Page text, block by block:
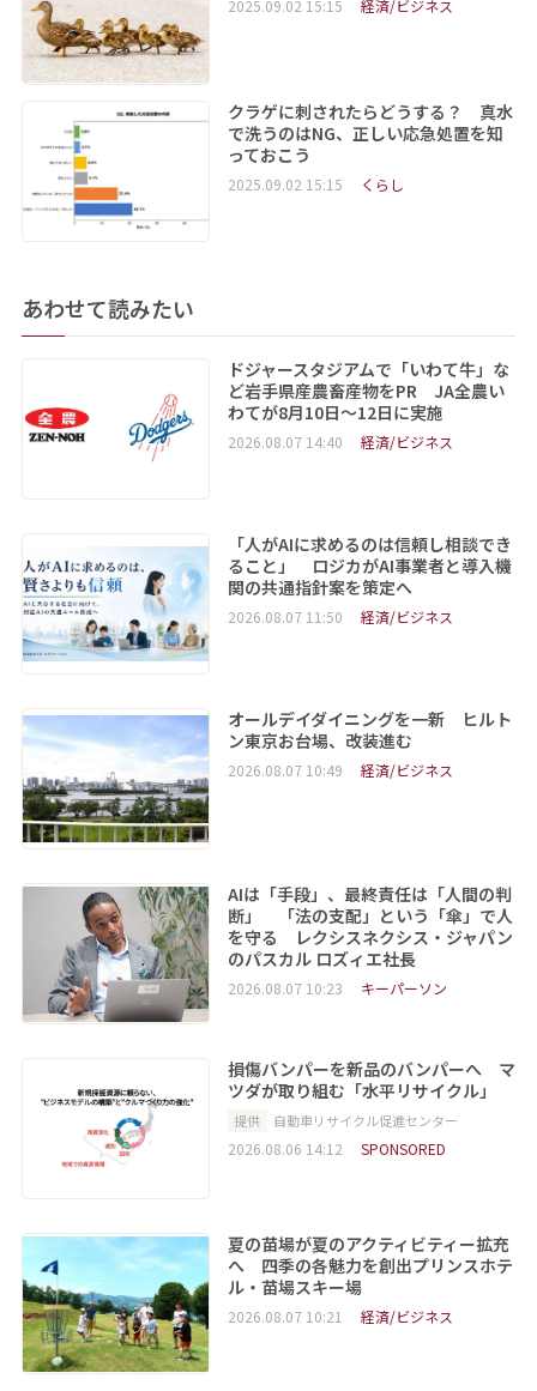
2025.09.02 15:15 経済/ビジネス
クラゲに刺されたらどうする？ 真水
で洗うのはNG、正しい応急処置を知
っておこう
2025.09.02 15:15 くらし
あわせて読みたい
ドジャースタジアムで「いわて牛」な
ど岩手県産農畜産物をPR JA全農い
わてが8月10日～12日に実施
2026.08.07 14:40 経済/ビジネス
「人がAIに求めるのは信頼し相談でき
ること」 ロジカがAI事業者と導入機
関の共通指針案を策定へ
2026.08.07 11:50 経済/ビジネス
オールデイダイニングを一新 ヒルト
ン東京お台場、改装進む
2026.08.07 10:49 経済/ビジネス
AIは「手段」、最終責任は「人間の判
断」 「法の支配」という「傘」で人
を守る レクシスネクシス・ジャパン
のパスカル ロズィエ社長
2026.08.07 10:23 キーパーソン
損傷バンパーを新品のバンパーへ マ
ツダが取り組む「水平リサイクル」
提供 自動車リサイクル促進センター
2026.08.06 14:12 SPONSORED
夏の苗場が夏のアクティビティー拡充
へ 四季の各魅力を創出プリンスホテ
ル・苗場スキー場
2026.08.07 10:21 経済/ビジネス